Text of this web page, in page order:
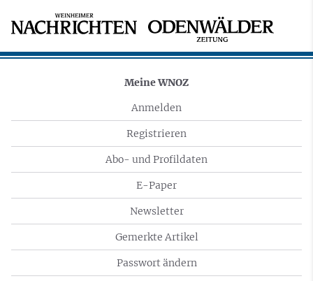
Meine WNOZ
Anmelden
Registrieren
Abo- und Profildaten
E-Paper
Newsletter
Gemerkte Artikel
Passwort ändern